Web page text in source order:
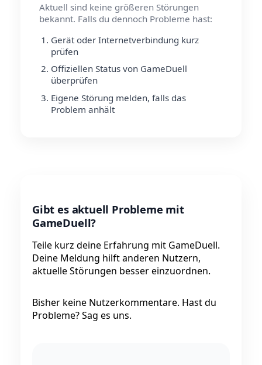
Aktuell sind keine größeren Störungen
bekannt. Falls du dennoch Probleme hast:
Gerät oder Internetverbindung kurz
prüfen
Offiziellen Status von GameDuell
überprüfen
Eigene Störung melden, falls das
Problem anhält
Gibt es aktuell Probleme mit
GameDuell?
Teile kurz deine Erfahrung mit GameDuell.
Deine Meldung hilft anderen Nutzern,
aktuelle Störungen besser einzuordnen.
Bisher keine Nutzerkommentare. Hast du
Probleme? Sag es uns.